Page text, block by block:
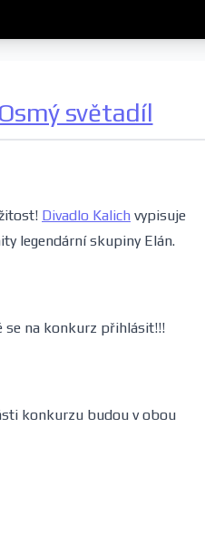
světadíl
Divadlo Kalich vypisuje
legendární skupiny Elán.
se na konkurz přihlásit!!!
konkurzu budou v obou